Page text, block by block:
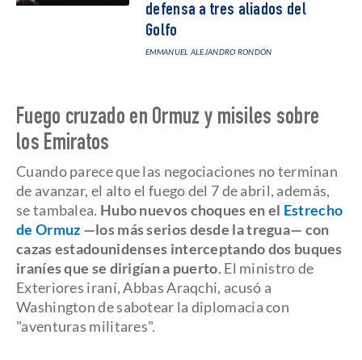
defensa a tres aliados del
Golfo
EMMANUEL ALEJANDRO RONDÓN
Fuego cruzado en Ormuz y misiles sobre
los Emiratos
Cuando parece que las negociaciones no terminan
de avanzar, el alto el fuego del 7 de abril, además,
se tambalea. Hubo nuevos choques en el Estrecho
de Ormuz —los más serios desde la tregua— con
cazas estadounidenses interceptando dos buques
iraníes que se dirigían a puerto. El ministro de
Exteriores iraní, Abbas Araqchi, acusó a
Washington de sabotear la diplomacia con
"aventuras militares".